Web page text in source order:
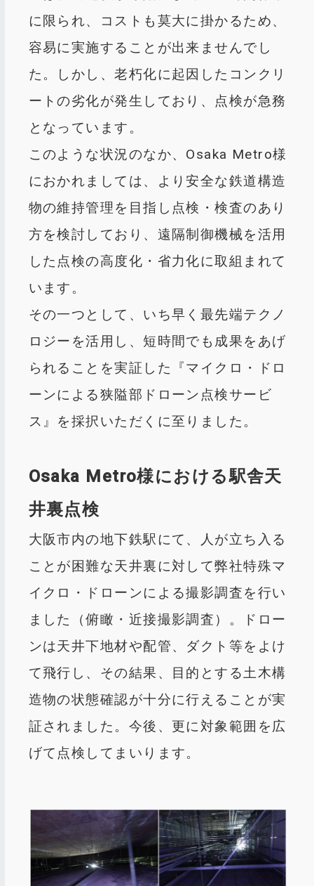
に限られ、コストも莫大に掛かるため、
容易に実施することが出来ませんでし
た。しかし、老朽化に起因したコンクリ
ートの劣化が発生しており、点検が急務
となっています。
このような状況のなか、Osaka Metro様
におかれましては、より安全な鉄道構造
物の維持管理を目指し点検・検査のあり
方を検討しており、遠隔制御機械を活用
した点検の高度化・省力化に取組まれて
います。
その一つとして、いち早く最先端テクノ
ロジーを活用し、短時間でも成果をあげ
られることを実証した『マイクロ・ドロ
ーンによる狭隘部ドローン点検サービ
ス』を採択いただくに至りました。
Osaka Metro様における駅舎天
井裏点検
大阪市内の地下鉄駅にて、人が立ち入る
ことが困難な天井裏に対して弊社特殊マ
イクロ・ドローンによる撮影調査を行い
ました（俯瞰・近接撮影調査）。ドロー
ンは天井下地材や配管、ダクト等をよけ
て飛行し、その結果、目的とする土木構
造物の状態確認が十分に行えることが実
証されました。今後、更に対象範囲を広
げて点検してまいります。